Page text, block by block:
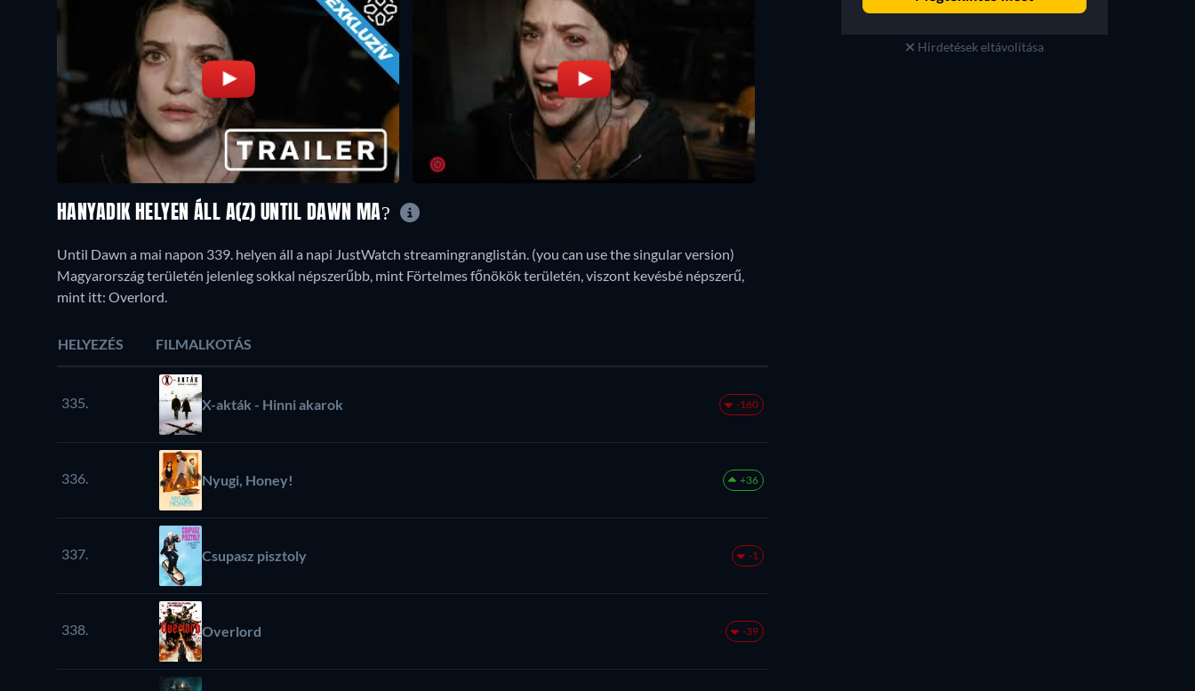
Hirdetések eltávolítása
HANYADIK HELYEN ÁLL A(Z) UNTIL DAWN MA?
Until Dawn a mai napon 339. helyen áll a napi JustWatch streamingranglistán. (you can use the singular version)
Magyarország területén jelenleg sokkal népszerűbb, mint Förtelmes főnökök területén, viszont kevésbé népszerű,
mint itt: Overlord.
HELYEZÉS FILMALKOTÁS
335. X-akták - Hinni akarok -160
336. Nyugi, Honey! +36
337. Csupasz pisztoly -1
338. Overlord -39